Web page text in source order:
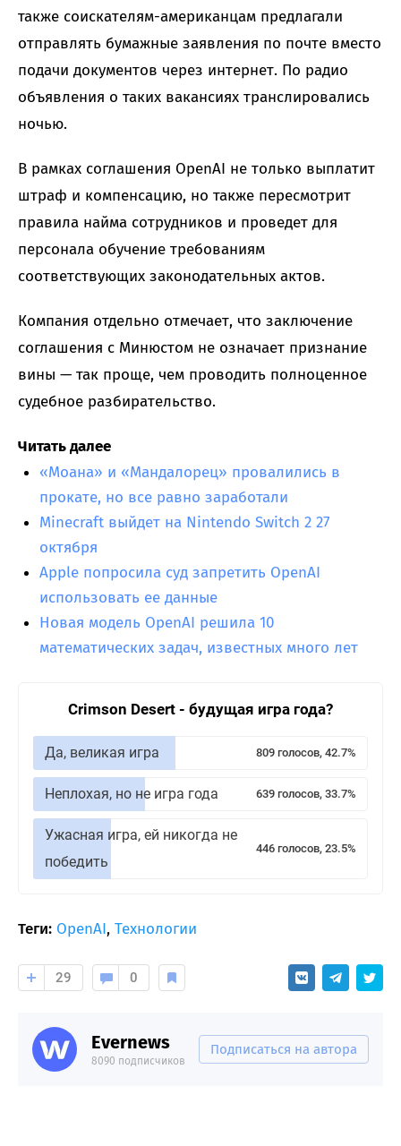
также соискателям-американцам предлагали
отправлять бумажные заявления по почте вместо
подачи документов через интернет. По радио
объявления о таких вакансиях транслировались
ночью.
В рамках соглашения OpenAI не только выплатит
штраф и компенсацию, но также пересмотрит
правила найма сотрудников и проведет для
персонала обучение требованиям
соответствующих законодательных актов.
Компания отдельно отмечает, что заключение
соглашения с Минюстом не означает признание
вины — так проще, чем проводить полноценное
судебное разбирательство.
Читать далее
«Моана» и «Мандалорец» провалились в
прокате, но все равно заработали
Minecraft выйдет на Nintendo Switch 2 27
октября
Apple попросила суд запретить OpenAI
использовать ее данные
Новая модель OpenAI решила 10
математических задач, известных много лет
Crimson Desert - будущая игра года?
Да, великая игра 809 голосов, 42.7%
Неплохая, но не игра года 639 голосов, 33.7%
Ужасная игра, ей никогда не
победить
446 голосов, 23.5%
Теги: OpenAI, Технологии
29 0
Evernews
8090 подписчиков
Подписаться на автора